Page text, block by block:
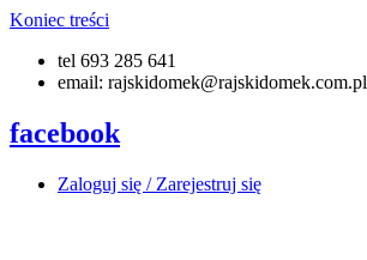
Koniec treści
tel 693 285 641
email: rajskidomek@rajskidomek.com.pl
facebook
Zaloguj się / Zarejestruj się